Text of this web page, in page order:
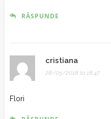
RĂSPUNDE
cristiana
28/05/2018 la 18:47
Flori